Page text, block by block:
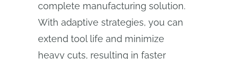
complete manufacturing solution.
With adaptive strategies, you can
extend tool life and minimize
heavy cuts, resulting in faster